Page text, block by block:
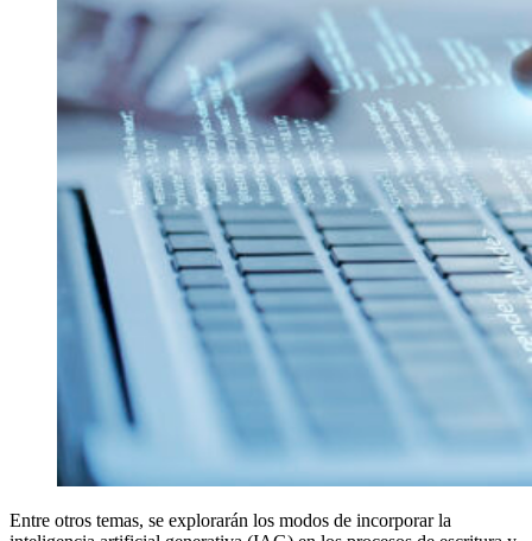
Entre otros temas, se explorarán los modos de incorporar la